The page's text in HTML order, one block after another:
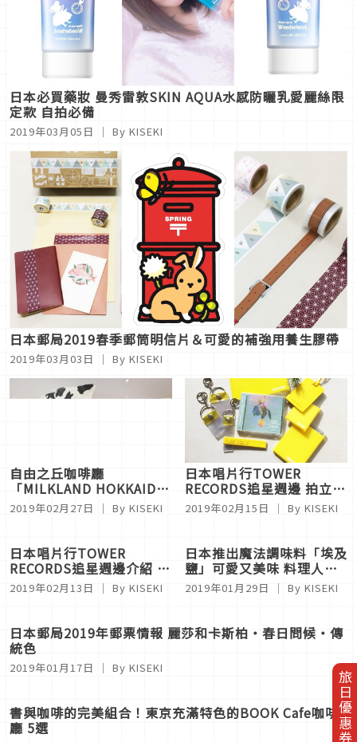
旅日優惠券
日本必買藥妝 曼秀雷敦SKIN AQUA水感防曬乳愛麗絲限
定款 自拍必備
2019年03月05日 ｜ By KISEKI
日本郵局2019春季郵筒明信片＆可愛的補強用養生膠帶
2019年03月03日 ｜ By KISEKI
自由之丘咖啡廳
「MILKLAND HOKKAIDO
→ TOKYO」開幕！東京也
喝的到北海道直送美味鮮奶
2019年02月27日 ｜ By KISEKI
日本唱片行TOWER
RECORDS追星週邊 拍立
得・CD・資料夾・票夾・
自擔色
2019年02月15日 ｜ By KISEKI
日本唱片行TOWER
RECORDS追星週邊介紹 彩
帶・手環・徽章收納好物
2019年02月13日
日本推出魔法調味料「埃及
鹽」可愛又美味 料理人的